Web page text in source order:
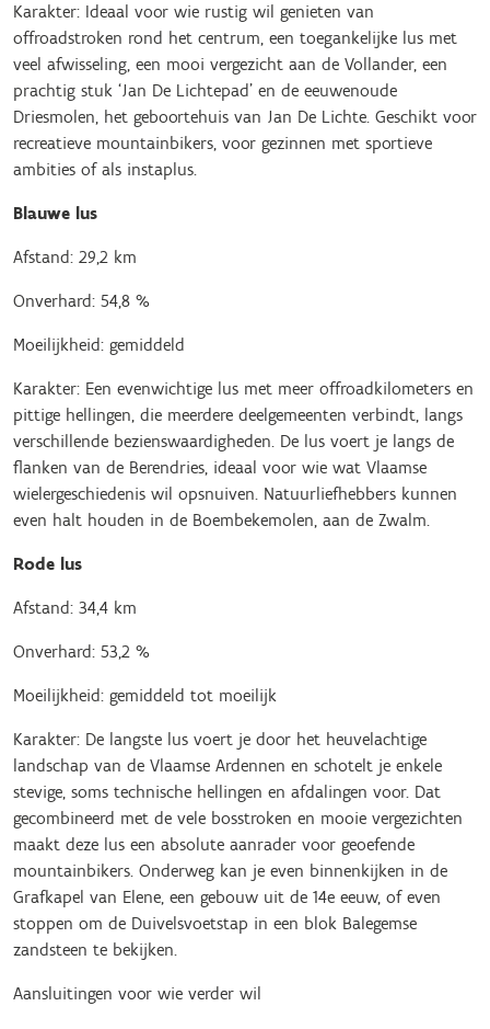
Karakter: Ideaal voor wie rustig wil genieten van
offroadstroken rond het centrum, een toegankelijke lus met
veel afwisseling, een mooi vergezicht aan de Vollander, een
prachtig stuk ‘Jan De Lichtepad’ en de eeuwenoude
Driesmolen, het geboortehuis van Jan De Lichte. Geschikt voor
recreatieve mountainbikers, voor gezinnen met sportieve
ambities of als instaplus.
Blauwe lus
Afstand: 29,2 km
Onverhard: 54,8 %
Moeilijkheid: gemiddeld
Karakter: Een evenwichtige lus met meer offroadkilometers en
pittige hellingen, die meerdere deelgemeenten verbindt, langs
verschillende bezienswaardigheden. De lus voert je langs de
flanken van de Berendries, ideaal voor wie wat Vlaamse
wielergeschiedenis wil opsnuiven. Natuurliefhebbers kunnen
even halt houden in de Boembekemolen, aan de Zwalm.
Rode lus
Afstand: 34,4 km
Onverhard: 53,2 %
Moeilijkheid: gemiddeld tot moeilijk
Karakter: De langste lus voert je door het heuvelachtige
landschap van de Vlaamse Ardennen en schotelt je enkele
stevige, soms technische hellingen en afdalingen voor. Dat
gecombineerd met de vele bosstroken en mooie vergezichten
maakt deze lus een absolute aanrader voor geoefende
mountainbikers. Onderweg kan je even binnenkijken in de
Grafkapel van Elene, een gebouw uit de 14e eeuw, of even
stoppen om de Duivelsvoetstap in een blok Balegemse
zandsteen te bekijken.
Aansluitingen voor wie verder wil